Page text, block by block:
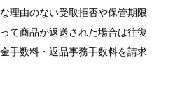
理由のない受取拒否や保管期限
て商品が返送された場合は往復
手数料・返品事務手数料を請求